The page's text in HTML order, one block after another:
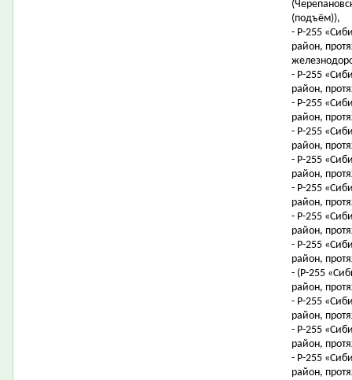
(подъём)),
- Р-255
район,
- Р-255
район,
- Р-255
район,
- Р-255
район,
- Р-255
район,
- Р-255
район,
- Р-255
район,
- Р-255
район,
- (Р-255
район,
- Р-255
район,
- Р-255
район,
- Р-255
район,